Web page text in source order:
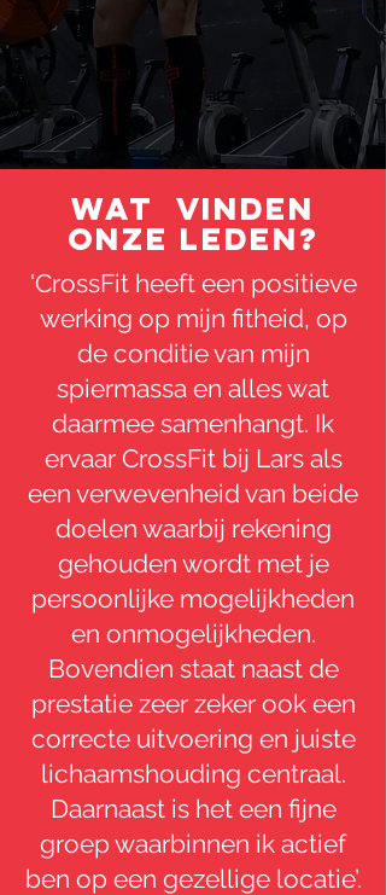
3
Olympisch
gewichtheffen
4
Open Gym
5
55+
Workout Of the Day (WOD)
Wat vinden
onze leden?
'CrossFit heeft een positieve
werking op mijn fitheid, op
de conditie van mijn
spiermassa en alles wat
daarmee samenhangt. Ik
ervaar CrossFit bij Lars als
een verwevenheid van beide
doelen waarbij rekening
gehouden wordt met je
persoonlijke mogelijkheden
en onmogelijkheden.
Bovendien staat naast de
prestatie zeer zeker ook een
correcte uitvoering en juiste
lichaamshouding centraal.
Daarnaast is het een fijne
groep waarbinnen ik actief
ben op een gezellige locatie’.